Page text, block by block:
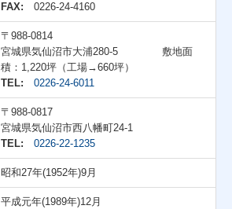
FAX: 0226-24-4160
〒988-0814
宮城県気仙沼市大浦280-5 敷地面
積：1,220坪（工場→660坪）
TEL:
0226-24-6011
〒988-0817
宮城県気仙沼市西八幡町24-1
TEL: 0226-22-1235
昭和27年(1952年)9月
平成元年(1989年)12月